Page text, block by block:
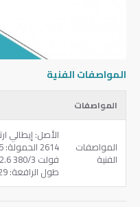
المواصفات الفنية
المواصفات
المواصفات
الفنية
طول الرافعة: 5029